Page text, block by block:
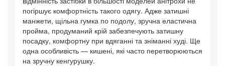
погіршує комфортність такого одягу. Адже затишні
манжети, щільна гумка по подолу, зручна еластична
пройма, продуманий крій забезпечують затишну
посадку, комфортну при вдяганні та зніманні худі. Ще
одна особливість — кишені, які часто перетворюються
на зручну кенгурушку.